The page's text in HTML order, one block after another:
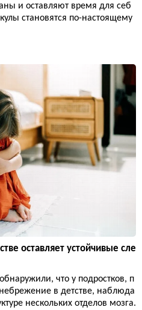
и оставляют время для себ
становятся по-настоящему
оставляет устойчивые сле
что у подростков, п
в детстве, наблюда
нескольких отделов мозга.